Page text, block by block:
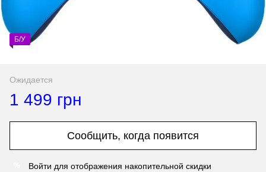
Б/У
Ожидается
1 499 грн
Сообщить, когда появится
Войти для отображения накопительной скидки